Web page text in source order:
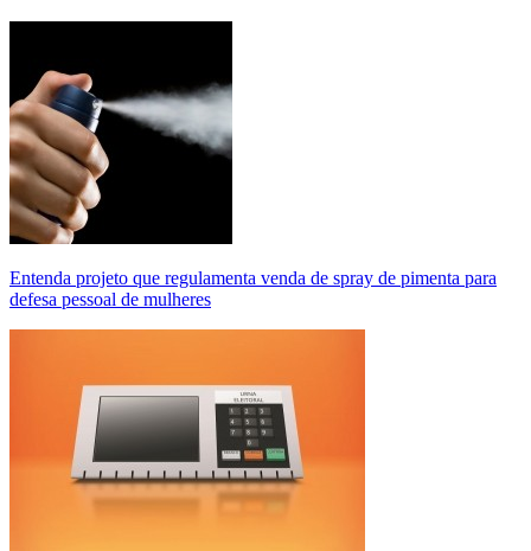
Entenda projeto que regulamenta venda de spray de pimenta para
defesa pessoal de mulheres